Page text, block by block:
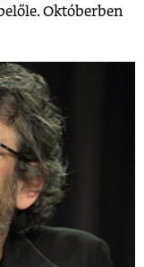
Októberben